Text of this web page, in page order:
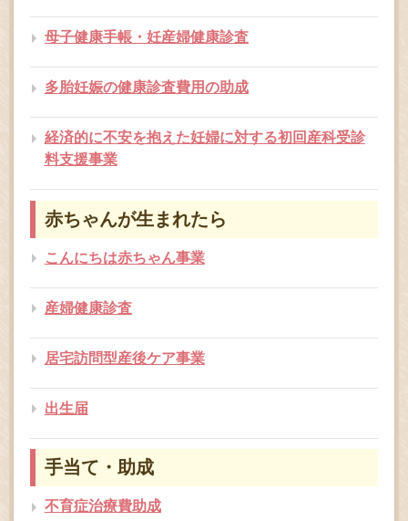
母子健康手帳・妊産婦健康診査
多胎妊娠の健康診査費用の助成
経済的に不安を抱えた妊婦に対する初回産科受診
料支援事業
赤ちゃんが生まれたら
こんにちは赤ちゃん事業
産婦健康診査
居宅訪問型産後ケア事業
出生届
手当て・助成
不育症治療費助成